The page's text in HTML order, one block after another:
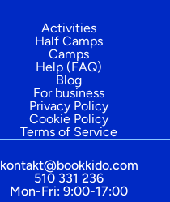
Activities
Half Camps
Camps
Help (FAQ)
Blog
For business
Privacy Policy
Cookie Policy
Terms of Service
kontakt@bookkido.com
510 331 236
Mon-Fri: 9:00-17:00